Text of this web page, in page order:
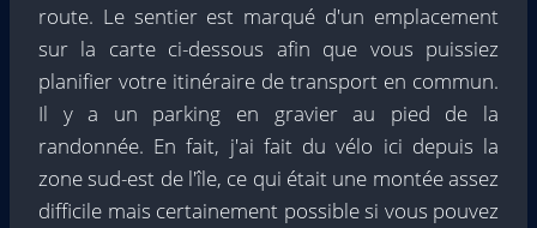
route. Le sentier est marqué d'un emplacement
sur la carte ci-dessous afin que vous puissiez
planifier votre itinéraire de transport en commun.
Il y a un parking en gravier au pied de la
randonnée. En fait, j'ai fait du vélo ici depuis la
zone sud-est de l'île, ce qui était une montée assez
difficile mais certainement possible si vous pouvez